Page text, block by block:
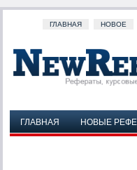
ГЛАВНАЯ НОВОЕ
ГЛАВНАЯ НОВЫЕ